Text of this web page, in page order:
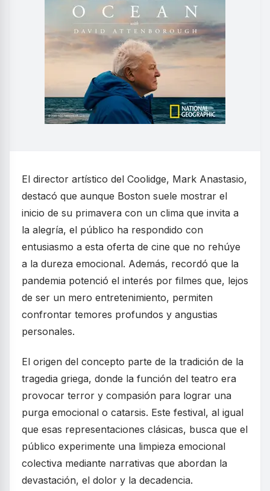
El director artístico del Coolidge, Mark Anastasio,
destacó que aunque Boston suele mostrar el
inicio de su primavera con un clima que invita a
la alegría, el público ha respondido con
entusiasmo a esta oferta de cine que no rehúye
a la dureza emocional. Además, recordó que la
pandemia potenció el interés por filmes que, lejos
de ser un mero entretenimiento, permiten
confrontar temores profundos y angustias
personales.
El origen del concepto parte de la tradición de la
tragedia griega, donde la función del teatro era
provocar terror y compasión para lograr una
purga emocional o catarsis. Este festival, al igual
que esas representaciones clásicas, busca que el
público experimente una limpieza emocional
colectiva mediante narrativas que abordan la
devastación, el dolor y la decadencia.